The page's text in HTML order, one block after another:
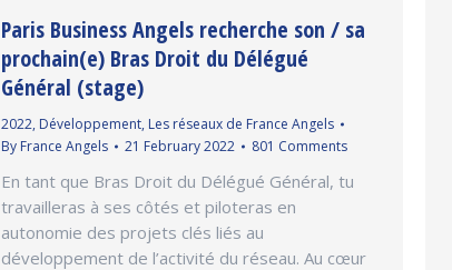
Paris Business Angels recherche son / sa
prochain(e) Bras Droit du Délégué
Général (stage)
2022, Développement, Les réseaux de France Angels
By France Angels 21 February 2022 801 Comments
En tant que Bras Droit du Délégué Général, tu
travailleras à ses côtés et piloteras en
autonomie des projets clés liés au
développement de l’activité du réseau. Au cœur